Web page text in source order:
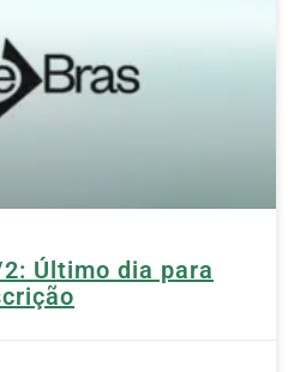
Último dia para